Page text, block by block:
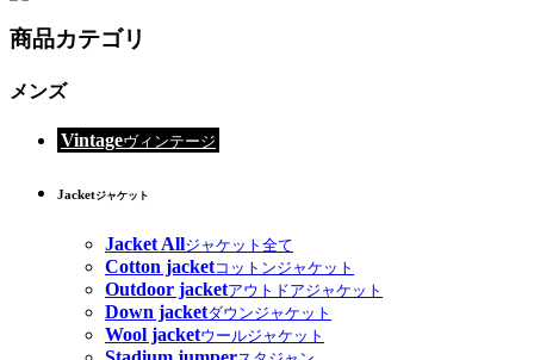
商品カテゴリ
メンズ
Vintageヴィンテージ
Jacketジャケット
Jacket Allジャケット全て
Cotton jacketコットンジャケット
Outdoor jacketアウトドアジャケット
Down jacketダウンジャケット
Wool jacketウールジャケット